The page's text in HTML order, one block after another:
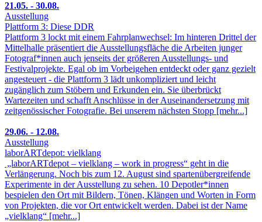
21.05. - 30.08.
Ausstellung
Plattform 3: Diese DDR
Plattform 3 lockt mit einem Fahrplanwechsel: Im hinteren Drittel der
Mittelhalle präsentiert die Ausstellungsfläche die Arbeiten junger
Fotograf*innen auch jenseits der größeren Ausstellungs- und
Festivalprojekte. Egal ob im Vorbeigehen entdeckt oder ganz gezielt
angesteuert - die Plattform 3 lädt unkompliziert und leicht
zugänglich zum Stöbern und Erkunden ein. Sie überbrückt
Wartezeiten und schafft Anschlüsse in der Auseinandersetzung mit
zeitgenössischer Fotografie. Bei unserem nächsten Stopp [mehr...]
29.06. - 12.08.
Ausstellung
laborARTdepot: vielklang
„laborARTdepot – vielklang – work in progress“ geht in die
Verlängerung. Noch bis zum 12. August sind spartenübergreifende
Experimente in der Ausstellung zu sehen. 10 Depotler*innen
bespielen den Ort mit Bildern, Tönen, Klängen und Worten in Form
von Projekten, die vor Ort entwickelt werden. Dabei ist der Name
„vielklang“ [mehr...]